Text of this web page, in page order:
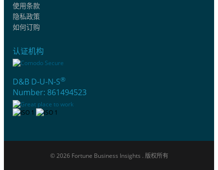
使用条款
隐私政策
如何订购
认证机构
D&B D-U-N-S®
Number: 861494523
© 2026 Fortune Business Insights . 版权所有